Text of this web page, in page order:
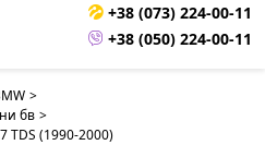
+38 (073) 224-00-11
+38 (050) 224-00-11
>
бв >
TDS (1990-2000)